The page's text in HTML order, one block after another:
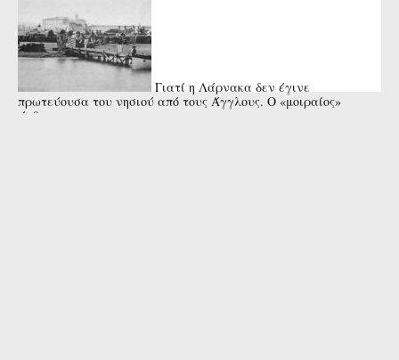
Γιατί η Λάρνακα δεν έγινε
πρωτεύουσα του νησιού από τους Άγγλους. Ο «μοιραίος»
άνθρωπος